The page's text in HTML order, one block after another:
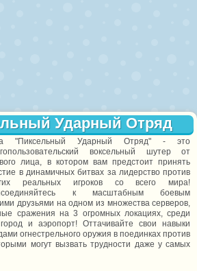
Ударный Отряд
"Пиксельный Ударный Отряд" - это
воксельный шутер от
лица, в котором вам предстоит принять
в динамичных битвах за лидерство против
реальных игроков со всего мира!
к масштабным боевым
друзьями на одном из множества серверов,
сражения на 3 огромных локациях, среди
и аэропорт! Оттачивайте свои навыки
огнестрельного оружия в поединках против
могут вызвать трудности даже у самых